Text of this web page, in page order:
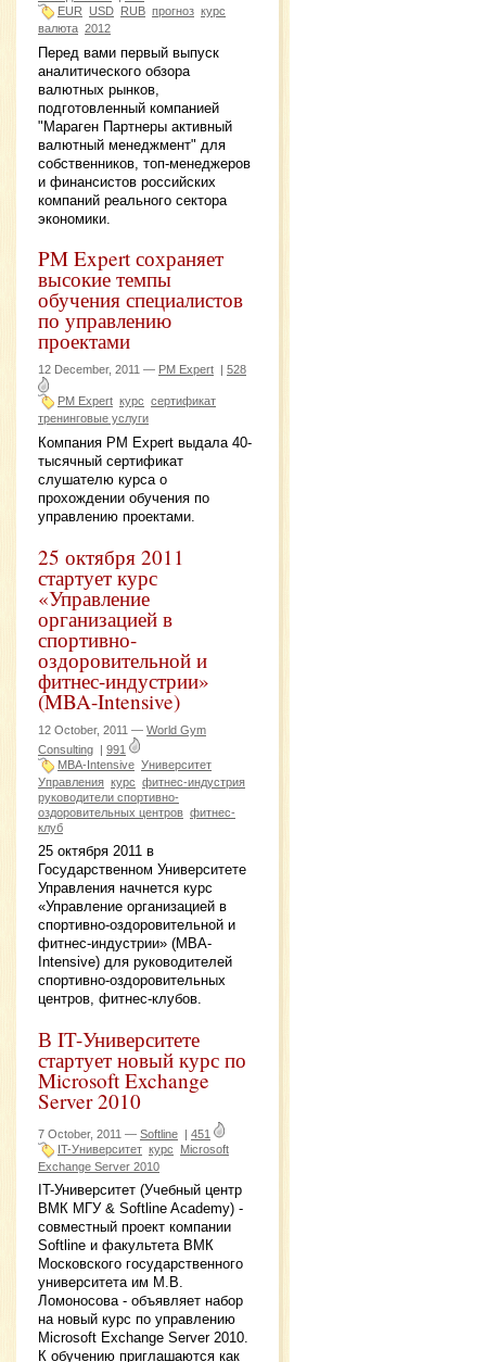
EUR USD RUB прогноз курс
валюта 2012
Перед вами первый выпуск
аналитического обзора
валютных рынков,
подготовленный компанией
"Мараген Партнеры активный
валютный менеджмент" для
собственников, топ-менеджеров
и финансистов российских
компаний реального сектора
экономики.
PM Expert сохраняет
высокие темпы
обучения специалистов
по управлению
проектами
12 December, 2011 — PM Expert 528
PM Expert курс сертификат
тренинговые услуги
Компания PM Expert выдала 40-
тысячный сертификат
слушателю курса о
прохождении обучения по
управлению проектами.
25 октября 2011
стартует курс
«Управление
организацией в
спортивно-
оздоровительной и
фитнес-индустрии»
(MBA-Intensive)
12 October, 2011 — World Gym
Consulting | 991
MBA-Intensive Университет
Управления курс фитнес-индустрия
руководители спортивно-
оздоровительных центров фитнес-
клуб
25 октября 2011 в
Государственном Университете
Управления начнется курс
«Управление организацией в
спортивно-оздоровительной и
фитнес-индустрии» (MBA-
Intensive) для руководителей
спортивно-оздоровительных
центров, фитнес-клубов.
В IT-Университете
стартует новый курс по
Microsoft Exchange
Server 2010
7 October, 2011 — Softline | 451
IT-Университет курс
Microsoft
Exchange Server 2010
IT-Университет (Учебный центр
ВМК МГУ & Softline Academy) -
совместный проект компании
Softline и факультета ВМК
Московского государственного
университета им М.В.
Ломоносова - объявляет набор
на новый курс по управлению
Microsoft Exchange Server 2010.
К обучению приглашаются как